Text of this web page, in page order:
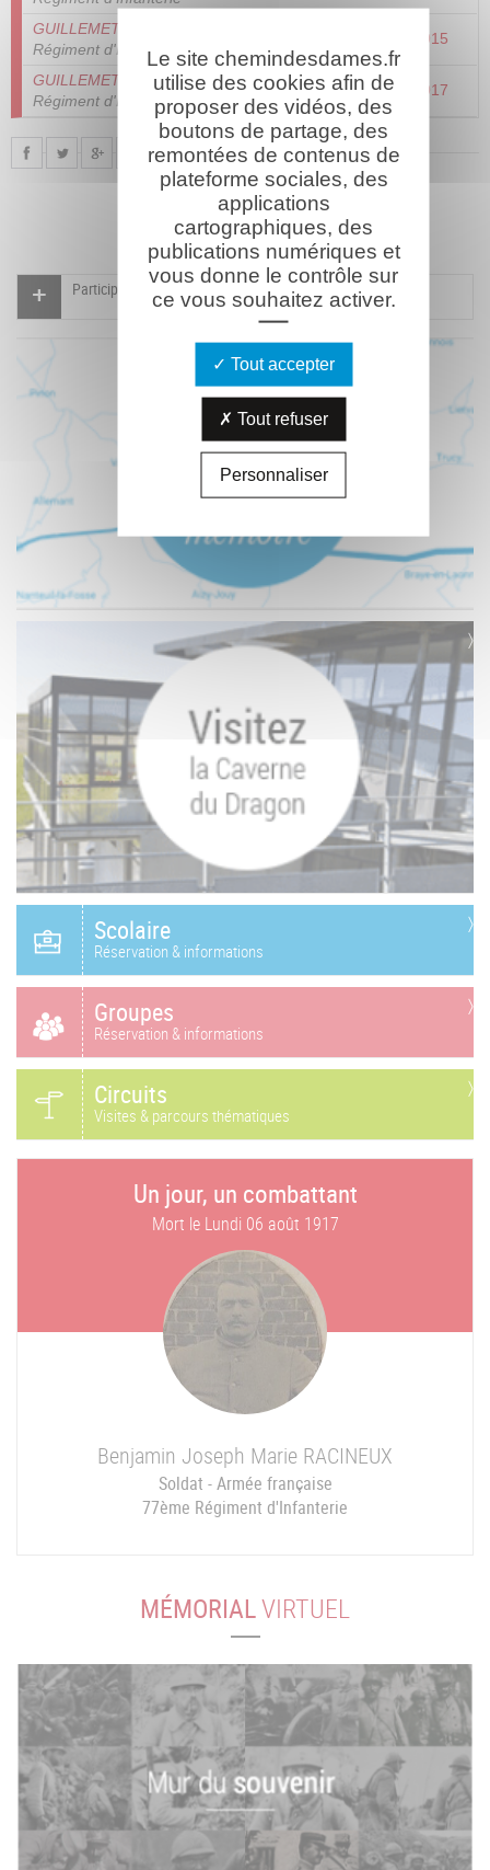
GUILLEMET Dominique Joseph
Régiment d'Infanterie
14/01/1915
GUILLEMET Albert Léon Pierre - 24ème
Régiment d'Infanterie Coloniale
04/08/1917
Participer à l'indexation du Mémorial virtuel
Scolaire
Réservation & informations
Groupes
Réservation & informations
Circuits
Visites & parcours thématiques
Un jour, un combattant
Mort le Lundi 06 août 1917
Benjamin Joseph Marie RACINEUX
Soldat - Armée française
77ème Régiment d'Infanterie
MÉMORIALVIRTUEL
Le site chemindesdames.fr
utilise des cookies afin de
proposer des vidéos, des
boutons de partage, des
remontées de contenus de
plateforme sociales, des
applications
cartographiques, des
publications numériques et
vous donne le contrôle sur
ce vous souhaitez activer.
Tout accepter
Tout refuser
Personnaliser